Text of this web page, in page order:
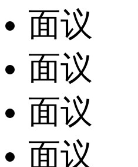
面议
面议
面议
面议